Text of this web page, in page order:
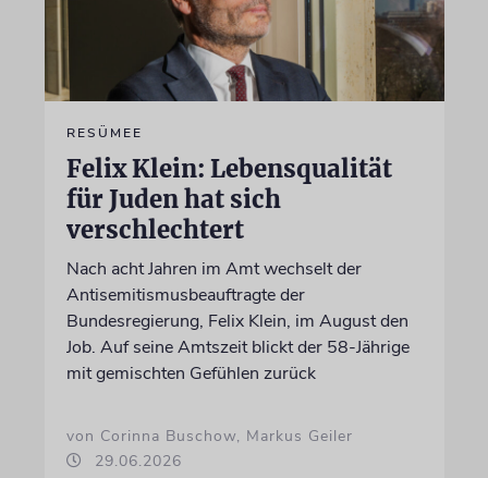
RESÜMEE
Felix Klein: Lebensqualität
für Juden hat sich
verschlechtert
Nach acht Jahren im Amt wechselt der
Antisemitismusbeauftragte der
Bundesregierung, Felix Klein, im August den
Job. Auf seine Amtszeit blickt der 58-Jährige
mit gemischten Gefühlen zurück
von Corinna Buschow, Markus Geiler
29.06.2026